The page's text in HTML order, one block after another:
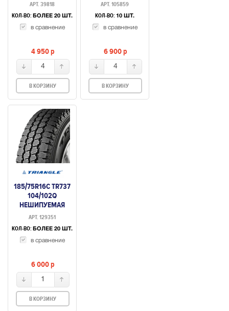
АРТ. 39818
КОЛ-ВО: БОЛЕЕ 20 ШТ.
в сравнение
4 950p
4
В КОРЗИНУ
АРТ. 105859
КОЛ-ВО: 10 ШТ.
в сравнение
6 900p
4
В КОРЗИНУ
185/75R16C TR737
104/102Q
НЕШИПУЕМАЯ
АРТ. 129351
КОЛ-ВО: БОЛЕЕ 20 ШТ.
в сравнение
6 000p
1
В КОРЗИНУ